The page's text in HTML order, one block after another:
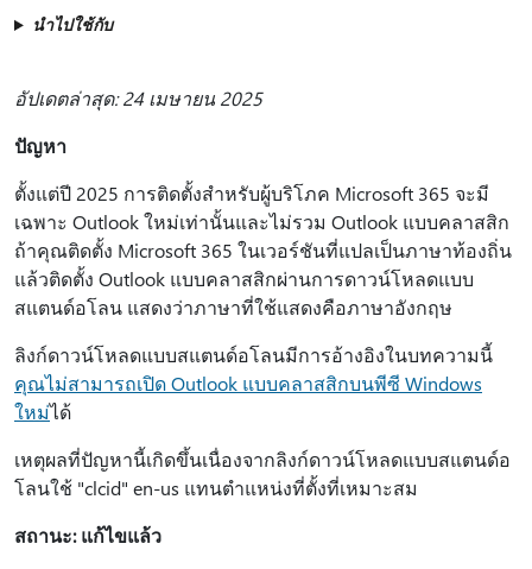
นำไปใช้กับ
อัปเดตล่าสุด: 24 เมษายน 2025
ปัญหา
ตั้งแต่ปี 2025 การติดตั้งสําหรับผู้บริโภค Microsoft 365 จะมี
เฉพาะ Outlook ใหม่เท่านั้นและไม่รวม Outlook แบบคลาสสิก
ถ้าคุณติดตั้ง Microsoft 365 ในเวอร์ชันที่แปลเป็นภาษาท้องถิ่น
แล้วติดตั้ง Outlook แบบคลาสสิกผ่านการดาวน์โหลดแบบ
สแตนด์อโลน แสดงว่าภาษาที่ใช้แสดงคือภาษาอังกฤษ
ลิงก์ดาวน์โหลดแบบสแตนด์อโลนมีการอ้างอิงในบทความนี้
คุณไม่สามารถเปิด Outlook แบบคลาสสิกบนพีซี Windows
ใหม่ได้
เหตุผลที่ปัญหานี้เกิดขึ้นเนื่องจากลิงก์ดาวน์โหลดแบบสแตนด์อ
โลนใช้ "clcid" en-us แทนตําแหน่งที่ตั้งที่เหมาะสม
สถานะ: แก้ไขแล้ว